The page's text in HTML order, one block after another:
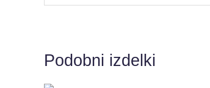
Podobni izdelki